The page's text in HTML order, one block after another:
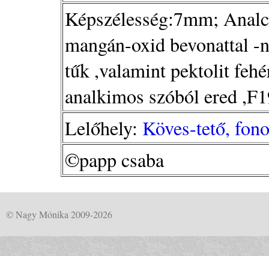
Képszélesség:7mm;
mangán-oxid bevonattal
tűk ,valamint pektolit
analkimos szóból ered
Lelőhely: Köves-tető,
©papp csaba
© Nagy Mónika 2009-2026